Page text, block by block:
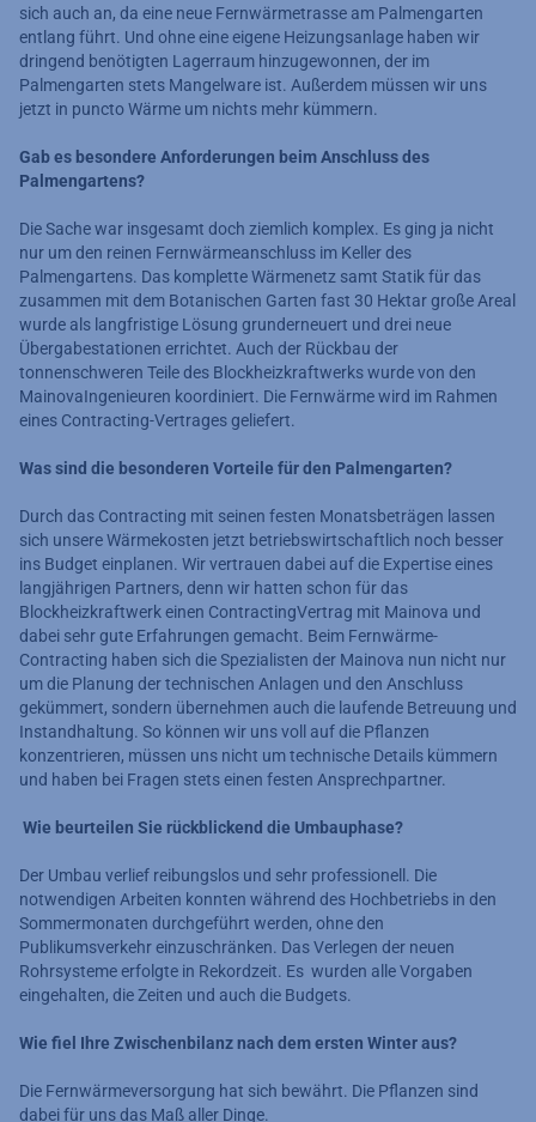
sich auch an, da eine neue Fernwärmetrasse am Palmengarten
entlang führt. Und ohne eine eigene Heizungsanlage haben wir
dringend benötigten Lagerraum hinzugewonnen, der im
Palmengarten stets Mangelware ist. Außerdem müssen wir uns
jetzt in puncto Wärme um nichts mehr kümmern.
Gab es besondere Anforderungen beim Anschluss des
Palmengartens?
Die Sache war insgesamt doch ziemlich komplex. Es ging ja nicht
nur um den reinen Fernwärmeanschluss im Keller des
Palmengartens. Das komplette Wärmenetz samt Statik für das
zusammen mit dem Botanischen Garten fast 30 Hektar große Areal
wurde als langfristige Lösung grunderneuert und drei neue
Übergabestationen errichtet. Auch der Rückbau der
tonnenschweren Teile des Blockheizkraftwerks wurde von den
Mainova­Ingenieuren koordiniert. Die Fernwärme wird im Rahmen
eines Contracting-Vertrages geliefert.
Was sind die besonderen Vorteile für den Palmengarten?
Durch das Contracting mit seinen festen Monatsbeträgen lassen
sich unsere Wärmekosten jetzt betriebswirtschaftlich noch besser
ins Budget einplanen. Wir vertrauen dabei auf die Expertise eines
langjährigen Partners, denn wir hatten schon für das
Blockheizkraftwerk einen Contracting­Vertrag mit Mainova und
dabei sehr gute Erfahrungen gemacht. Beim Fernwärme­
Contracting haben sich die Spezialisten der Mainova nun nicht nur
um die Planung der technischen Anlagen und den Anschluss
gekümmert, sondern übernehmen auch die laufende Betreuung und
Instandhaltung. So können wir uns voll auf die Pflanzen
konzentrieren, müssen uns nicht um technische Details kümmern
und haben bei Fragen stets einen festen Ansprechpartner.
Wie beurteilen Sie rückblickend die Umbauphase?
Der Umbau verlief reibungslos und sehr professionell. Die
notwendigen Arbeiten konnten während des Hochbetriebs in den
Sommermonaten durchgeführt werden, ohne den
Publikumsverkehr einzuschränken. Das Verlegen der neuen
Rohrsysteme erfolgte in Rekordzeit. Es wurden alle Vorgaben
eingehalten, die Zeiten und auch die Budgets.
Wie fiel Ihre Zwischenbilanz nach dem ersten Winter aus?
Die Fernwärmeversorgung hat sich bewährt. Die Pflanzen sind
dabei für uns das Maß aller Dinge.